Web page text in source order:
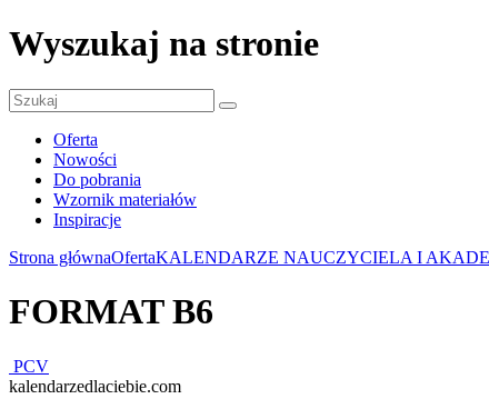
Wyszukaj na stronie
Oferta
Nowości
Do pobrania
Wzornik materiałów
Inspiracje
Strona głównaOfertaKALENDARZE NAUCZYCIELA I
FORMAT B6
PCV
kalendarzedlaciebie.com